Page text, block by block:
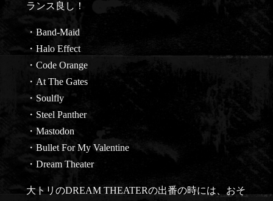
ランス良し！
・Band-Maid
・Halo Effect
・Code Orange
・At The Gates
・Soulfly
・Steel Panther
・Mastodon
・Bullet For My Valentine
・Dream Theater
大トリのDREAM THEATERの出番の時には、おそ